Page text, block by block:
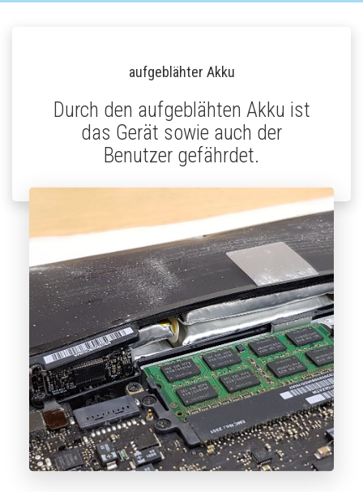
aufgeblähter Akku
Durch den aufgeblähten Akku ist
das Gerät sowie auch der
Benutzer gefährdet.